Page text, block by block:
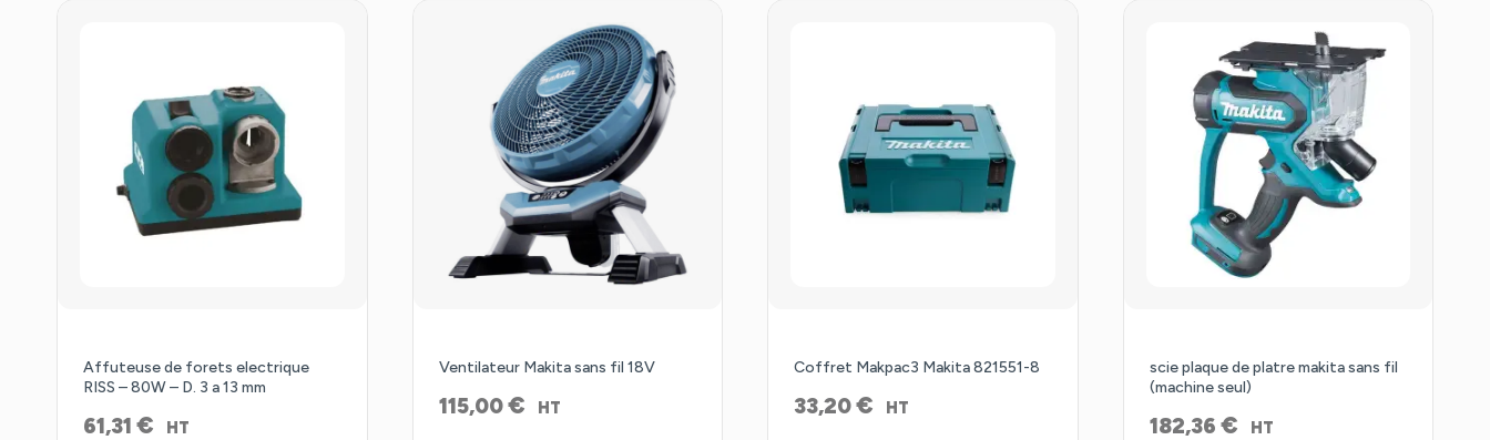
Affuteuse de forets electrique
RISS – 80W – D. 3 a 13 mm
61,31 € HT
Ventilateur Makita sans fil 18V
115,00€ HT
Coffret Makpac3 Makita 821551-8
33,20€ HT
scie plaque de platre makita sans fil
(machine seul)
182,36 € HT